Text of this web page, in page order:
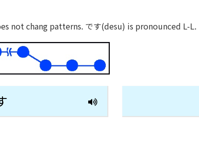
not chang patterns. です(desu) is pronounced L-L.